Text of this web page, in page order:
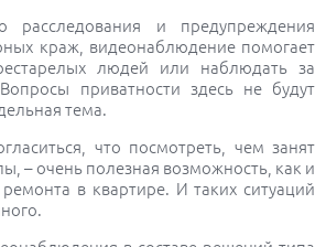
расследования и предупреждения
краж, видеонаблюдение помогает
людей или наблюдать за
приватности здесь не будут
тема.
что посмотреть, чем занят
– очень полезная возможность, как и
в квартире. И таких ситуаций